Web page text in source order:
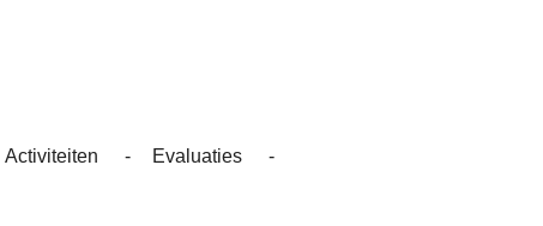
Activiteiten
Evaluaties